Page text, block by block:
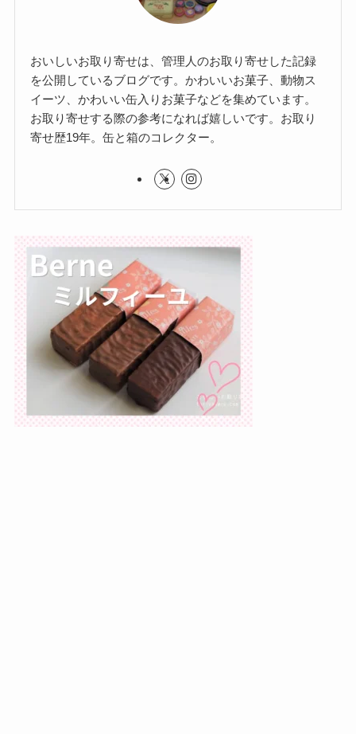
おいしいお取り寄せは、管理人のお取り寄せした記録
を公開しているブログです。かわいいお菓子、動物ス
イーツ、かわいい缶入りお菓子などを集めています。
お取り寄せする際の参考になれば嬉しいです。お取り
寄せ歴19年。缶と箱のコレクター。